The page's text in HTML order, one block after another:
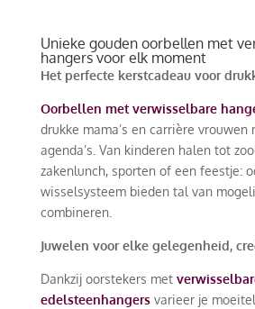
Unieke goudenoorbellen met
hangersvoor elk moment
Het perfecte kerstcadeau voor
Oorbellen met verwisselbare
drukke mama’s en carrière vrouwen
agenda’s. Van kinderen halen tot
zakenlunch, sporten of een feestje:
wisselsysteem bieden tal van
combineren.
Juwelen voor elke gelegenheid,
Dankzij oorstekers met
edelsteenhangers varieer je